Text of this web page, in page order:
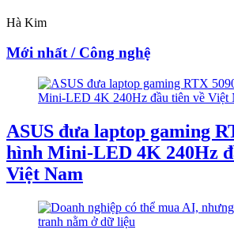
Hà Kim
Mới nhất / Công nghệ
ASUS đưa laptop gaming
hình Mini-LED 4K 240Hz
Việt Nam